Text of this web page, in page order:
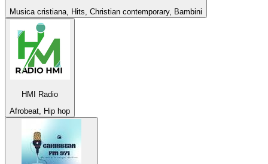
Musica cristiana, Hits, Christian contemporary, Bambini
HMI Radio
Afrobeat, Hip hop